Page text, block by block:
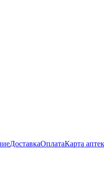
ДоставкаОплатаКарта аптек